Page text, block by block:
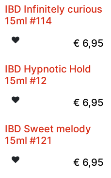
IBD Infinitely curious
15ml #114
€ 6,95
IBD Hypnotic Hold
15ml #12
€ 6,95
IBD Sweet melody
15ml #121
€ 6,95